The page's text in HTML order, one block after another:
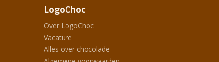
LogoChoc
Over LogoChoc
Vacature
Alles over chocolade